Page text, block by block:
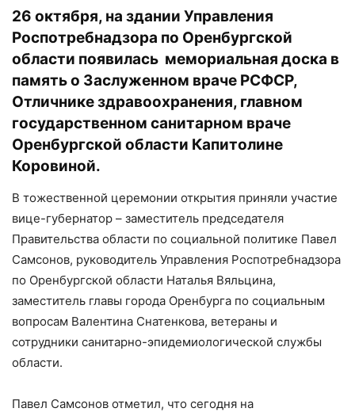
26 октября, на здании Управления
Роспотребнадзора по Оренбургской
области появилась мемориальная доска в
память о Заслуженном враче РСФСР,
Отличнике здравоохранения, главном
государственном санитарном враче
Оренбургской области Капитолине
Коровиной.
В тожественной церемонии открытия приняли участие
вице-губернатор – заместитель председателя
Правительства области по социальной политике Павел
Самсонов, руководитель Управления Роспотребнадзора
по Оренбургской области Наталья Вяльцина,
заместитель главы города Оренбурга по социальным
вопросам Валентина Снатенкова, ветераны и
сотрудники санитарно-эпидемиологической службы
области.
Павел Самсонов отметил, что сегодня на